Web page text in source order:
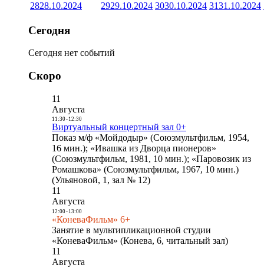
2828.10.2024 2929.10.2024 3030.10.2024 3131.10.2024
Сегодня
Сегодня нет событий
Скоро
11
Августа
11:30- 12:30
Виртуальный концертный зал 0+
Показ м/ф «Мойдодыр» (Союзмультфильм, 1954,
16 мин.); «Ивашка из Дворца пионеров»
(Союзмультфильм, 1981, 10 мин.); «Паровозик из
Ромашкова» (Союзмультфильм, 1967, 10 мин.)
(Ульяновой, 1, зал № 12)
11
Августа
12:00- 13:00
«КоневаФильм» 6+
Занятие в мультипликационной студии
«КоневаФильм» (Конева, 6, читальный зал)
11
Августа